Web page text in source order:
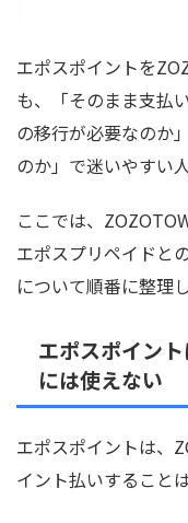
エポスポイントを
も、「そのまま支払
の移行が必要なのか
のか」で迷いやすい
ここでは、
エポスプリペイドと
について順番に整理
エポスポイン
には使えない
エポスポイントは、
イント払いすること